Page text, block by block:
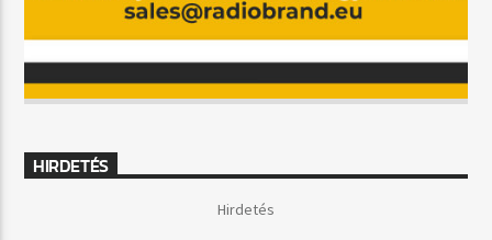
HIRDETÉS
Hirdetés